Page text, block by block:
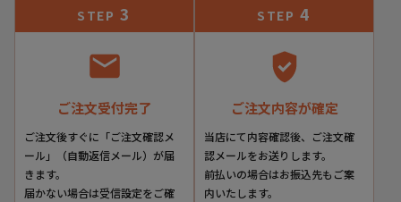
STEP 3
ご注文受付完了
ご注文後すぐに「ご注文確認メ
ール」（自動返信メール）が届
きます。
届かない場合は受信設定をご確
STEP 4
ご注文内容が確定
当店にて内容確認後、ご注文確
認メールをお送りします。
前払いの場合はお振込先もご案
内いたします。